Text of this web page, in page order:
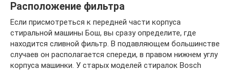
Расположение фильтра
Если присмотреться к передней части корпуса
стиральной машины Бош, вы сразу определите, где
находится сливной фильтр. В подавляющем большинстве
случаев он располагается спереди, в правом нижнем углу
корпуса машинки. У старых моделей стиралок Bosch